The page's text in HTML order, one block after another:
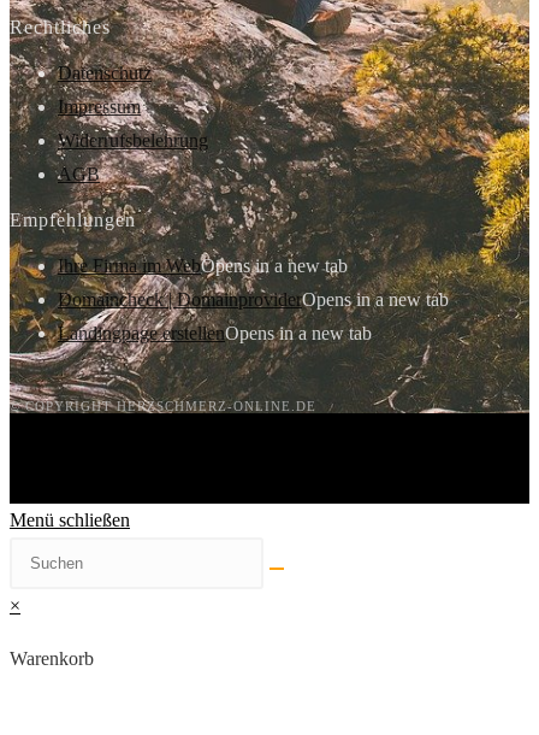
Rechtliches
Datenschutz
Impressum
Widerrufsbelehrung
AGB
Empfehlungen
Ihre Firma im WebOpens in a new tab
Domaincheck | DomainproviderOpens in a new tab
Landingpage erstellenOpens in a new tab
© COPYRIGHT HERZSCHMERZ-ONLINE.DE
Menü schließen
×
Warenkorb